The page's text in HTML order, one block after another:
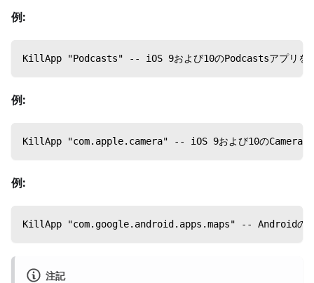
例:
KillApp "Podcasts" -- iOS 9および10のPodcastsアプリを
例:
KillApp "com.apple.camera" -- iOS 9および10のCameraア
例:
KillApp "com.google.android.apps.maps" -- Androidの
注記